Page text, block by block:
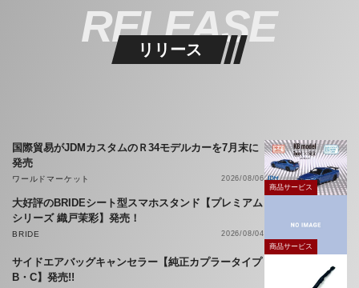
RELEASE
リリース
国際貿易がJDMカスタムのＲ34モデルカーを7月末に
発売
ワールドマーケット
2026/08/06
商品サービス
大好評のBRIDEシート型スマホスタンド【プレミアム
シリーズ 織戸茉彩】発売！
BRIDE
2026/08/04
商品サービス
サイドエアバッグキャンセラー【純正カプラータイプ
B・C】発売!!